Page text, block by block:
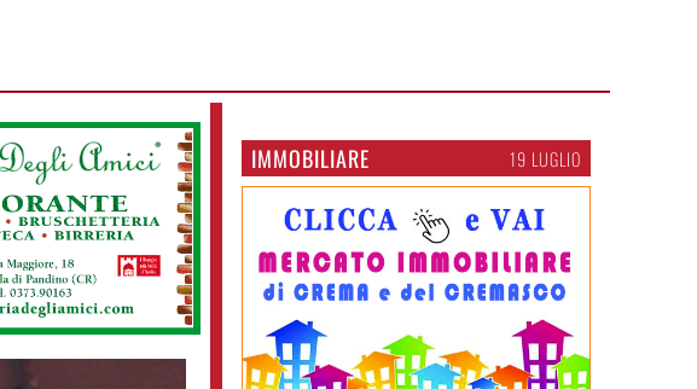
IMMOBILIARE 19 LUGLIO